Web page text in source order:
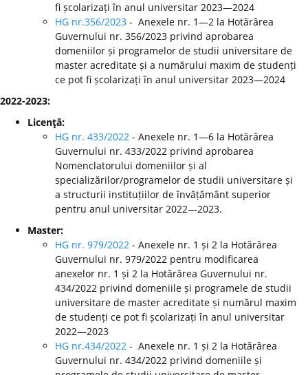
fi școlarizați în anul universitar 2023—2024
HG nr.356/2023 - Anexele nr. 1—2 la Hotărârea
Guvernului nr. 356/2023 privind aprobarea
domeniilor și programelor de studii universitare de
master acreditate și a numărului maxim de studenți
ce pot fi școlarizați în anul universitar 2023—2024
2022-2023:
Licenţă:
HG nr. 433/2022 - Anexele nr. 1—6 la Hotărârea
Guvernului nr. 433/2022 privind aprobarea
Nomenclatorului domeniilor și al
specializărilor/programelor de studii universitare și
a structurii instituțiilor de învățământ superior
pentru anul universitar 2022—2023.
Master:
HG nr. 979/2022 - Anexele nr. 1 și 2 la Hotărârea
Guvernului nr. 979/2022 pentru modificarea
anexelor nr. 1 și 2 la Hotărârea Guvernului nr.
434/2022 privind domeniile și programele de studii
universitare de master acreditate și numărul maxim
de studenți ce pot fi școlarizați în anul universitar
2022—2023
HG nr.434/2022 - Anexele nr. 1 și 2 la Hotărârea
Guvernului nr. 434/2022 privind domeniile și